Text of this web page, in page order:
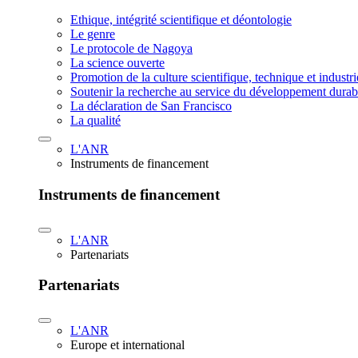
Ethique, intégrité scientifique et déontologie
Le genre
Le protocole de Nagoya
La science ouverte
Promotion de la culture scientifique, technique et
Soutenir la recherche au service du développement
La déclaration de San Francisco
La qualité
L'ANR
Instruments de financement
Instruments de financement
L'ANR
Partenariats
Partenariats
L'ANR
Europe et international